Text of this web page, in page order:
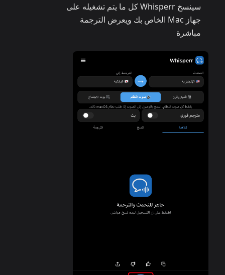
سينسخ Whisperr كل ما يتم تشغيله على
جهاز Mac الخاص بك ويعرض الترجمة
مباشرة